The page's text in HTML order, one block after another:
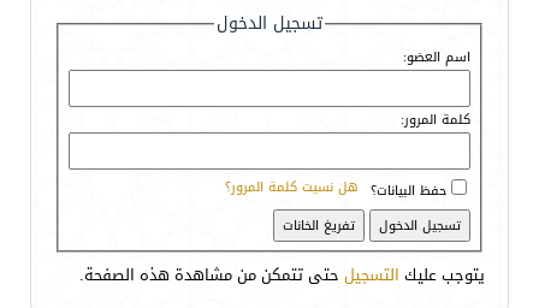
تسجيل الدخول
اسم العضو:
كلمة المرور:
هل نسيت كلمة المرور؟ حفظ البيانات؟
يتوجب عليك التسجيل حتى تتمكن من مشاهدة هذه الصفحة.